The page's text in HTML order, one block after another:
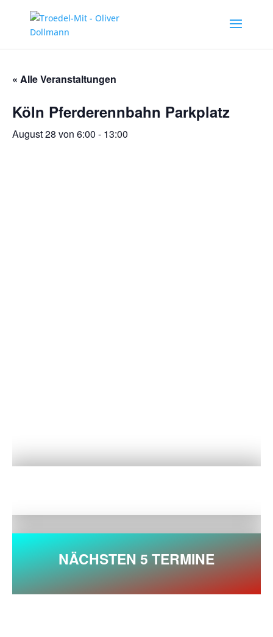
« Alle Veranstaltungen
Köln Pferderennbahn Parkplatz
August 28 von 6:00 - 13:00
NÄCHSTEN 5 TERMINE